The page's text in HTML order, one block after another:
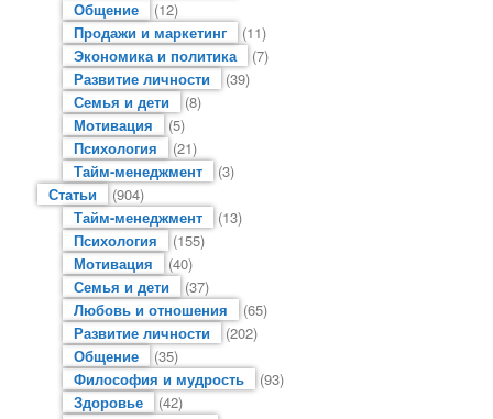
Общение
(12)
Продажи и маркетинг
(11)
Экономика и политика
(7)
Развитие личности
(39)
Семья и дети
(8)
Мотивация
(5)
Психология
(21)
Тайм-менеджмент
(3)
Статьи
(904)
Тайм-менеджмент
(13)
Психология
(155)
Мотивация
(40)
Семья и дети
(37)
Любовь и отношения
(65)
Развитие личности
(202)
Общение
(35)
Философия и мудрость
(93)
Здоровье
(42)